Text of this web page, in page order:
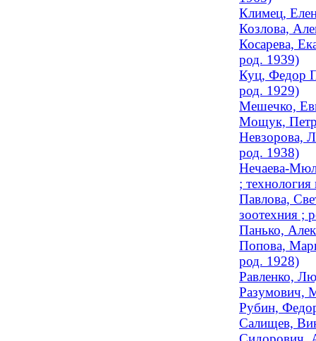
Климец,
Козлова,
Косарева,
род. 1939)
Куц, Федор
род. 1929)
Мешечко,
Мощук, Петр
Невзорова,
род. 1938)
Нечаева-
;
Павлова,
зоотехния ;
Панько,
Попова,
род. 1928)
Равленко,
Разумович,
Рубин,
Салищев,